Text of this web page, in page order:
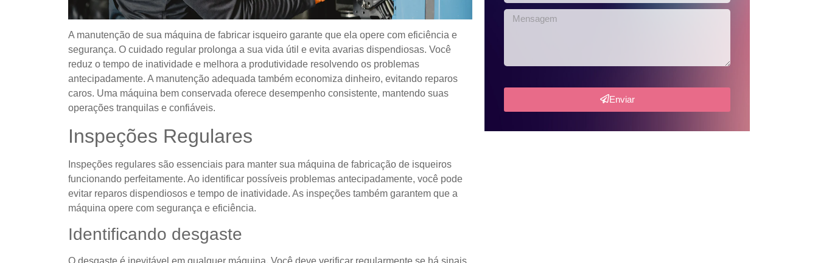
A manutenção de sua máquina de fabricar isqueiro garante que ela opere com eficiência e
segurança. O cuidado regular prolonga a sua vida útil e evita avarias dispendiosas. Você
reduz o tempo de inatividade e melhora a produtividade resolvendo os problemas
antecipadamente. A manutenção adequada também economiza dinheiro, evitando reparos
caros. Uma máquina bem conservada oferece desempenho consistente, mantendo suas
operações tranquilas e confiáveis.
Inspeções Regulares
Inspeções regulares são essenciais para manter sua máquina de fabricação de isqueiros
funcionando perfeitamente. Ao identificar possíveis problemas antecipadamente, você pode
evitar reparos dispendiosos e tempo de inatividade. As inspeções também garantem que a
máquina opere com segurança e eficiência.
Identificando desgaste
Enviar